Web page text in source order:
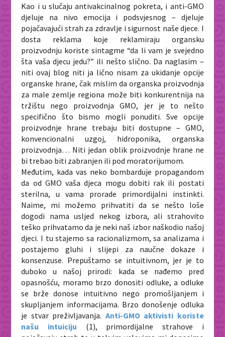
Kao i u slučaju antivakcinalnog pokreta, i anti-GMO
djeluje na nivo emocija i podsvjesnog – djeluje
pojačavajući strah za zdravlje i sigurnost naše djece. I
dosta reklama koje reklamiraju organsku
proizvodnju koriste sintagme “da li vam je svejedno
šta vaša djecu jedu?” ili nešto slično. Da naglasim –
niti ovaj blog niti ja lično nisam za ukidanje opcije
organske hrane, čak mislim da organska proizvodnja
za male zemlje regiona može biti konkurentnija na
tržištu nego proizvodnja GMO, jer je to nešto
specifično što bismo mogli ponuditi. Sve opcije
proizvodnje hrane trebaju biti dostupne – GMO,
konvencionalni uzgoj, hidroponika, organska
proizvodnja… Niti jedan oblik proizvodnje hrane ne
bi trebao biti zabranjen ili pod moratorijumom.
Međutim, kada vas neko bombarduje propagandom
da od GMO vaša djeca mogu dobiti rak ili postati
sterilna, u vama prorade primordijalni instinkti.
Naime, mi možemo prihvatiti da se nešto loše
dogodi nama usljed nekog izbora, ali strahovito
teško prihvatamo da je neki naš izbor naškodio našoj
djeci. I tu stajemo sa racionalizmom, sa analizama i
postajemo gluhi i slijepi za naučne dokaze i
konsenzuse. Prepuštamo se intuitivnom, jer je to
duboko u našoj prirodi: kada se nađemo pred
opasnošću, moramo brzo donositi odluke, a odluke
se brže donose intuitivno nego promošljanjem i
skupljanjem informacijama. Brzo donošenje odluka
je stvar preživljavanja. Anti-GMO aktivisti koriste
našu intuiciju
(1), primordijalne strahove i